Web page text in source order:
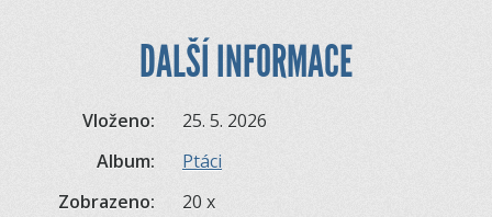
DALŠÍ INFORMACE
Vloženo:
25. 5. 2026
Album:
Ptáci
Zobrazeno:
20 x